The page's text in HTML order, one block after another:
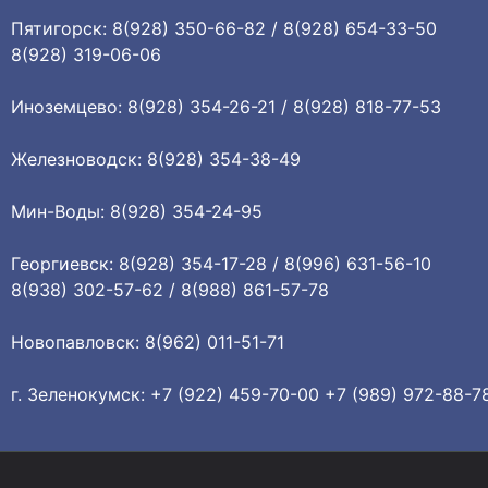
Пятигорск: 8(928) 350-66-82 / 8(928) 654-33-50
8(928) 319-06-06
Иноземцево: 8(928) 354-26-21 / 8(928) 818-77-53
Железноводск: 8(928) 354-38-49
Мин-Воды: 8(928) 354-24-95
Георгиевск: 8(928) 354-17-28 / 8(996) 631-56-10
8(938) 302-57-62 / 8(988) 861-57-78
Новопавловск: 8(962) 011-51-71
г. Зеленокумск: +7 (922) 459-70-00 +7 (989) 972-88-